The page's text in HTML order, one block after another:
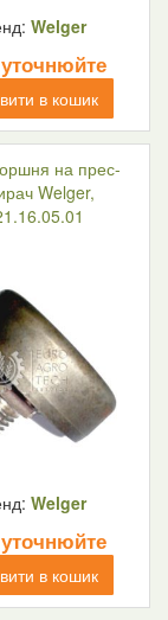
Welger
в кошик
на прес-
Welger,
Welger
в кошик